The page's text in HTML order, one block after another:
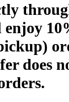
enjoy
does